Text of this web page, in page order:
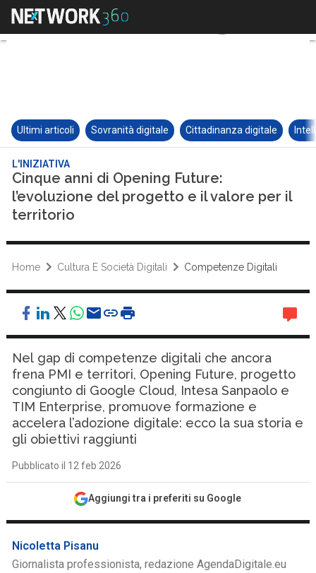
Ultimi articoli Sovranità digitale Cittadinanza digitale
L'INIZIATIVA
Cinque anni di Opening Future:
l’evoluzione del progetto e il valore per il
territorio
Home Cultura E Società Digitali Competenze Digitali
Nel gap di competenze digitali che ancora
frena PMI e territori, Opening Future, progetto
congiunto di Google Cloud, Intesa Sanpaolo e
TIM Enterprise, promuove formazione e
accelera l’adozione digitale: ecco la sua storia e
gli obiettivi raggiunti
Pubblicato il 12 feb 2026
Aggiungi tra i preferiti su Google
Nicoletta Pisanu
Giornalista professionista, redazione AgendaDigitale.eu